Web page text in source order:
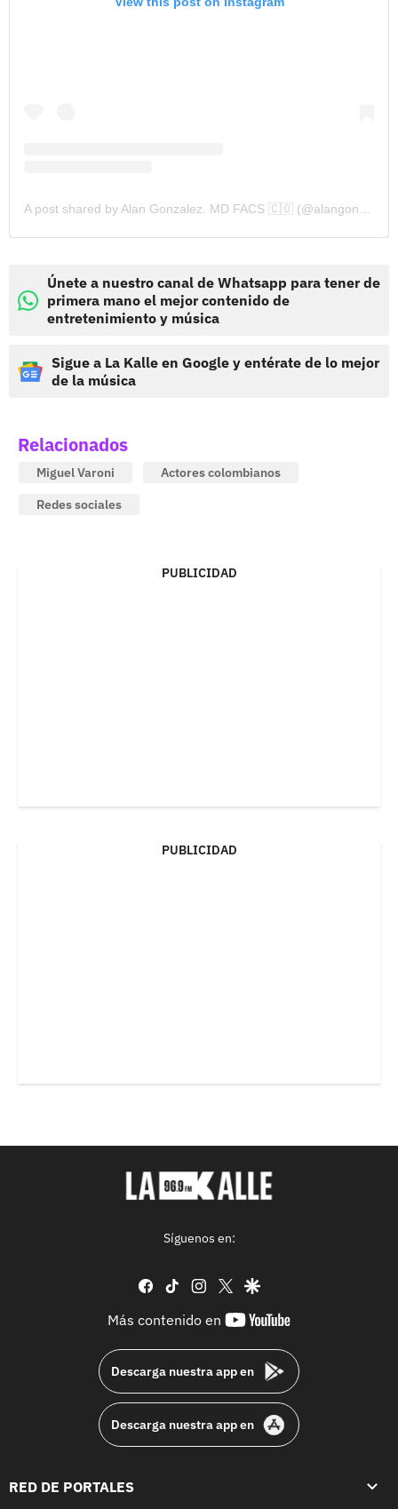
Únete a nuestro canal de Whatsapp para tener de
primera mano el mejor contenido de
entretenimiento y música
Sigue a La Kalle en Google y entérate de lo mejor
de la música
Relacionados
Miguel Varoni
Actores colombianos
Redes sociales
PUBLICIDAD
PUBLICIDAD
Síguenos en:
facebook
tiktok instagram
twittergoogle
Más contenido en
youtube-
Descarga nuestra app en
Descarga nuestra app en
RED DE PORTALES